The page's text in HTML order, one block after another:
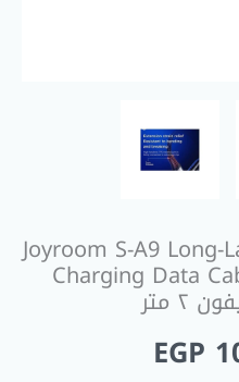
Joyroom S-A9 Long-
Charging Data
EGP